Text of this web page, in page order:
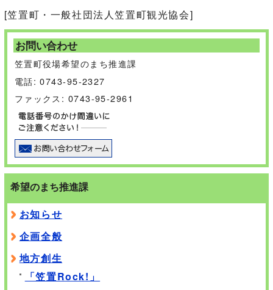
[笠置町・一般社団法人笠置町観光協会]
お問い合わせ
笠置町役場希望のまち推進課
電話: 0743-95-2327
ファックス: 0743-95-2961
希望のまち推進課
お知らせ
企画全般
地方創生
「笠置Rock!」